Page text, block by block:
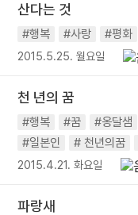
산다는 것
#행복 #사랑 #평화
2015.5.25. 월요일
천 년의 꿈
#행복 #꿈 #옹달샘
#일본인
# 천년의꿈
2015.4.21. 화요일
파랑새